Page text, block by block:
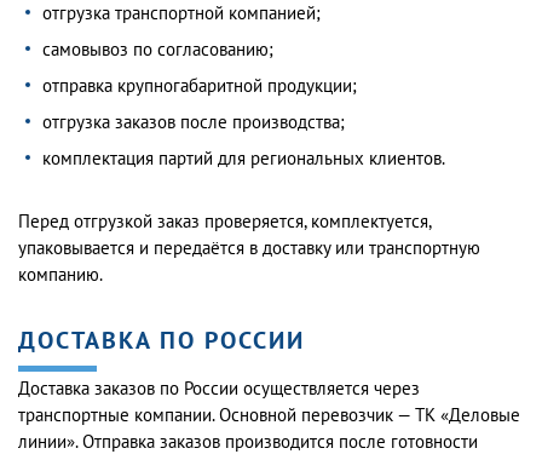
отгрузка транспортной компанией;
самовывоз по согласованию;
отправка крупногабаритной продукции;
отгрузка заказов после производства;
комплектация партий для региональных клиентов.
Перед отгрузкой заказ проверяется, комплектуется,
упаковывается и передаётся в доставку или транспортную
компанию.
ДОСТАВКА ПО РОССИИ
Доставка заказов по России осуществляется через
транспортные компании. Основной перевозчик — ТК «Деловые
линии». Отправка заказов производится после готовности